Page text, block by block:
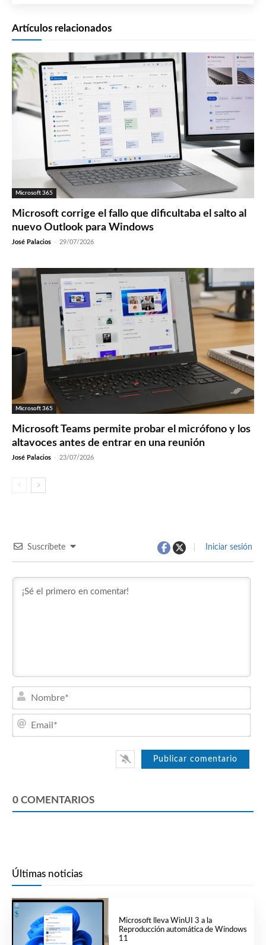
Artículos relacionados
Microsoft 365
Microsoft corrige el fallo que dificultaba el salto al
nuevo Outlook para Windows
José Palacios - 29/07/2026
Microsoft 365
Microsoft Teams permite probar el micrófono y los
altavoces antes de entrar en una reunión
José Palacios - 23/07/2026
Suscríbete Iniciar sesión
0 COMENTARIOS
Últimas noticias
Microsoft lleva WinUI 3 a la
Reproducción automática de Windows
11